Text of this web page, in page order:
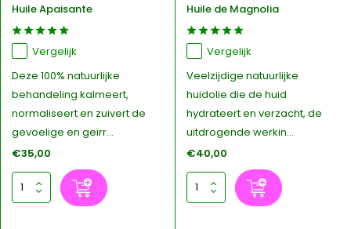
Huile Apaisante
Vergelijk
Deze 100% natuurlijke
behandeling kalmeert,
normaliseert en zuivert de
gevoelige en geïrr...
€35,00
Huile de Magnolia
Vergelijk
Veelzijdige natuurlijke
huidolie die de huid
hydrateert en verzacht, de
uitdrogende werkin...
€40,00